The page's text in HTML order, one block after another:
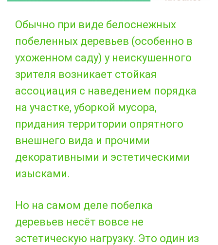
Обычно при виде белоснежных
побеленных деревьев (особенно в
ухоженном саду) у неискушенного
зрителя возникает стойкая
ассоциация с наведением порядка
на участке, уборкой мусора,
придания территории опрятного
внешнего вида и прочими
декоративными и эстетическими
изысками.
Но на самом деле побелка
деревьев несёт вовсе не
эстетическую нагрузку. Это один из